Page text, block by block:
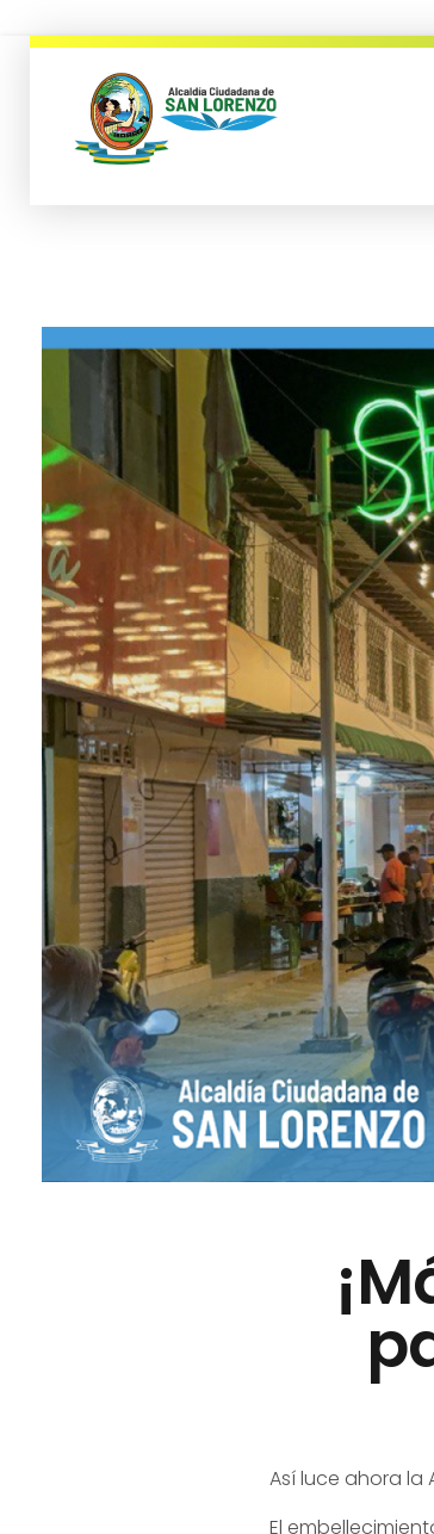
Así luce ahora la
El